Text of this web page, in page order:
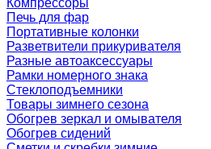
Компрессоры
Печь для фар
Портативные колонки
Разветвители прикуривателя
Разные автоаксессуары
Рамки номерного знака
Стеклоподъемники
Товары зимнего сезона
Обогрев зеркал и омывателя
Обогрев сидений